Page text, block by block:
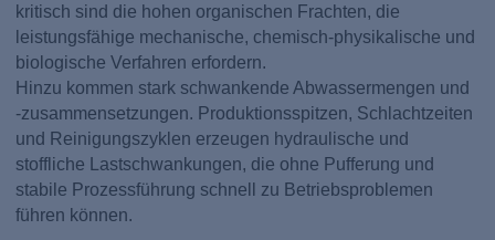
kritisch sind die hohen organischen Frachten, die
leistungsfähige mechanische, chemisch-physikalische und
biologische Verfahren erfordern.
Hinzu kommen stark schwankende Abwassermengen und
-zusammensetzungen. Produktionsspitzen, Schlachtzeiten
und Reinigungszyklen erzeugen hydraulische und
stoffliche Lastschwankungen, die ohne Pufferung und
stabile Prozessführung schnell zu Betriebsproblemen
führen können.